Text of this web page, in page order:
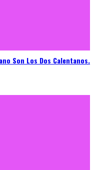
Son Los Dos Calentanos.